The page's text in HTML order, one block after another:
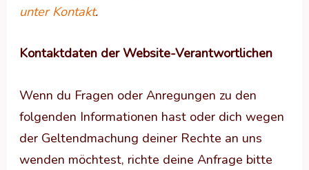
unter Kontakt.
Kontaktdaten der Website-Verantwortlichen
Wenn du Fragen oder Anregungen zu den
folgenden Informationen hast oder dich wegen
der Geltendmachung deiner Rechte an uns
wenden möchtest, richte deine Anfrage bitte